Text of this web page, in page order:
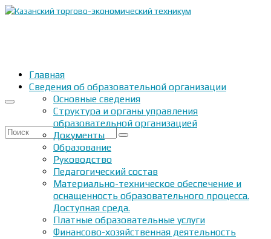
Искать:
Главная
Сведения об образовательной организации
Основные сведения
Структура и органы управления
образовательной организацией
Документы
Образование
Руководство
Педагогический состав
Материально-техническое обеспечение и
оснащенность образовательного процесса.
Доступная среда.
Платные образовательные услуги
Финансово-хозяйственная деятельность